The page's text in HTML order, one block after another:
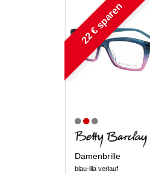
22 € sparen
Damenbrille
blau-lila verlauf